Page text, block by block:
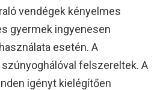
vendégek kényelmes
gyermek ingyenesen
esetén. A
felszereltek. A
igényt kielégítően